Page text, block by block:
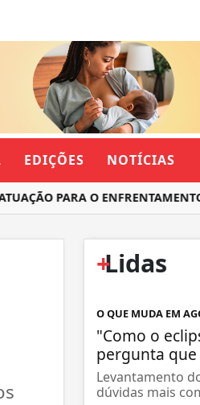
EDIÇÕES NOTÍCIAS
PARA O ENFRENTAMENTO
+
Lidas
O QUE MUDA EM
"Como o
pergunta
Levantamento
dúvidas mais